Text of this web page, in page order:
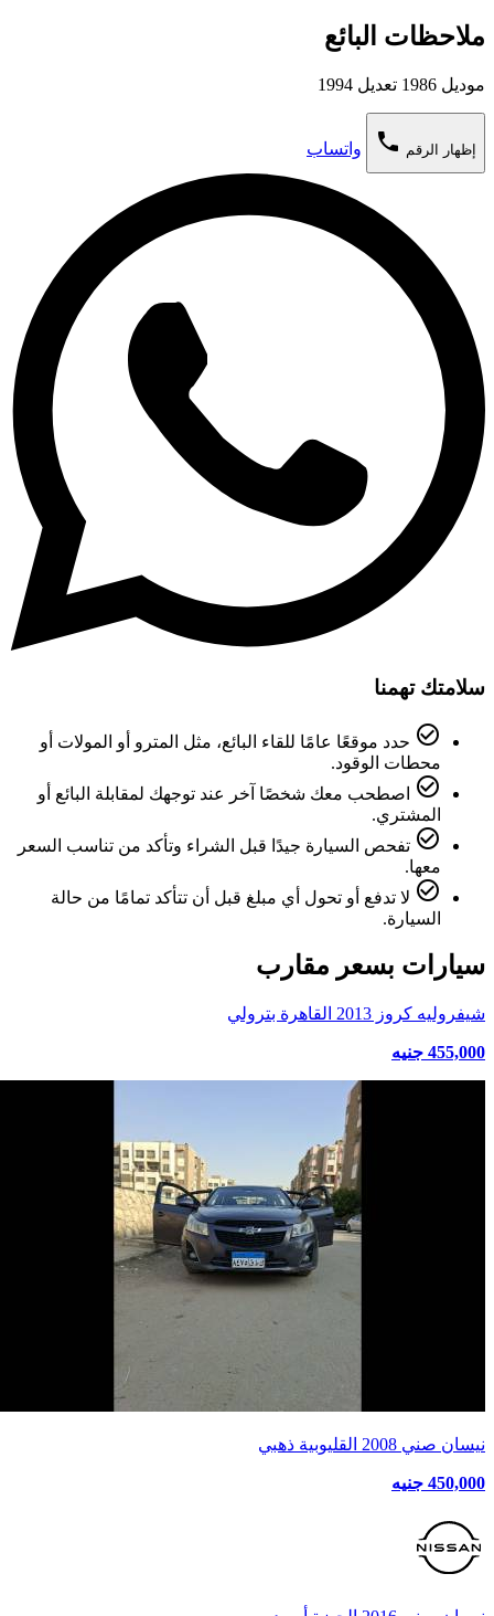
ملاحظات البائع
موديل 1986 تعديل 1994
إظهار الرقم phone واتساب
سلامتك تهمنا
check_circle_outline حدد موقعًا عامًا للقاء البائع، مثل المترو أو المولات أو
محطات الوقود.
check_circle_outline
اصطحب معك شخصًا آخر عند توجهك لمقابلة البائع أو
المشتري.
check_circle_outline تفحص السيارة جيدًا قبل الشراء وتأكد من تناسب السعر
معها.
check_circle_outline لا تدفع أو تحول أي مبلغ قبل أن تتأكد تمامًا من حالة
السيارة.
سيارات بسعر مقارب
شيفروليه كروز 2013 القاهرة بترولي
455,000 جنيه
نيسان صني 2008 القليوبية ذهبي
450,000 جنيه